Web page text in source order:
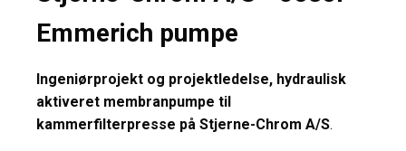
Emmerich pumpe
Ingeniørprojekt og projektledelse, hydraulisk
aktiveret membranpumpe til
kammerfilterpresse på Stjerne-Chrom A/S.